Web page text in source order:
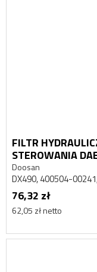
FILTR
STEROWANIA
Doosan
DX490, 400504-
76,32 zł
62,05 zł netto